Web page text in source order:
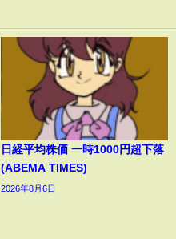
日経平均株価 一時1000円超下落
(ABEMA TIMES)
2026年8月6日